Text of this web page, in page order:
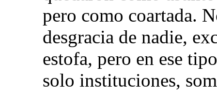
pero como coartada.
desgracia de nadie,
estofa, pero en ese
solo instituciones,